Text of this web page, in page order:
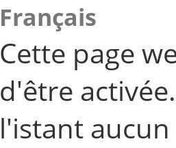
Français
Cette page
d'être
l'istant